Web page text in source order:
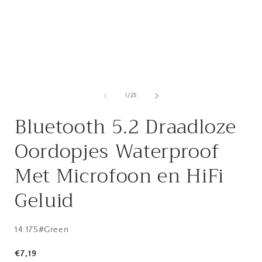
1/van
25
Bluetooth 5.2 Draadloze
Oordopjes Waterproof
Met Microfoon en HiFi
Geluid
SKU:
14:175#Green
Normale
€7,19